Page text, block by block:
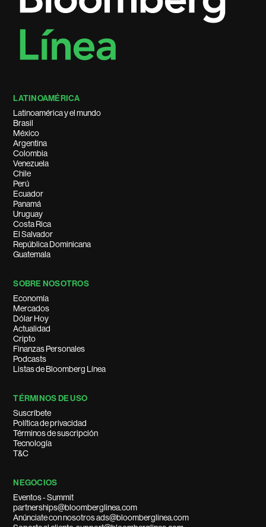
LATINOAMÉRICA
Latinoamérica y el mundo
Brasil
México
Argentina
Colombia
Venezuela
Chile
Perú
Ecuador
Panamá
Uruguay
Costa Rica
El Salvador
República Dominicana
Guatemala
SOBRE NOSOTROS
Economía
Mercados
Dólar Hoy
Actualidad
Cripto
Finanzas Personales
Podcasts
Listas de Bloomberg Línea
TÉRMINOS DE USO
Suscríbete
Política de privacidad
Términos de suscripción
Tecnología
T&C
NEGOCIOS
Eventos - Summit
partnerships@bloomberglinea.com
Anúnciate con nosotros ads@bloomberglinea.com